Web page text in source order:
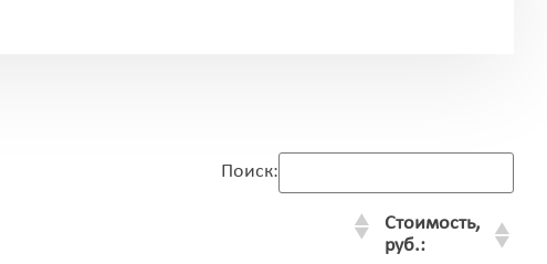
Поиск:
Стоимость,
руб.: